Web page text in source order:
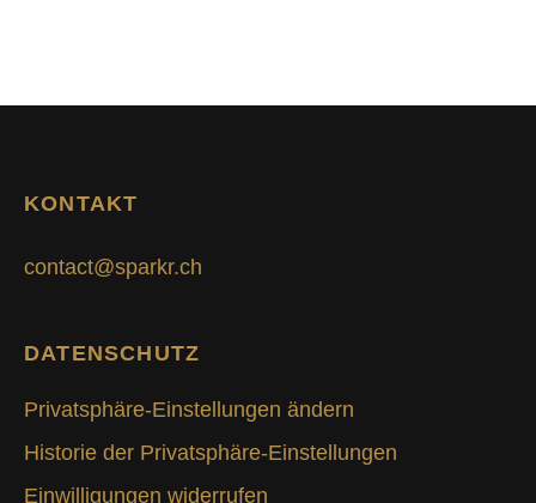
KONTAKT
contact@sparkr.ch
DATENSCHUTZ
Privatsphäre-Einstellungen ändern
Historie der Privatsphäre-Einstellungen
Einwilligungen widerrufen